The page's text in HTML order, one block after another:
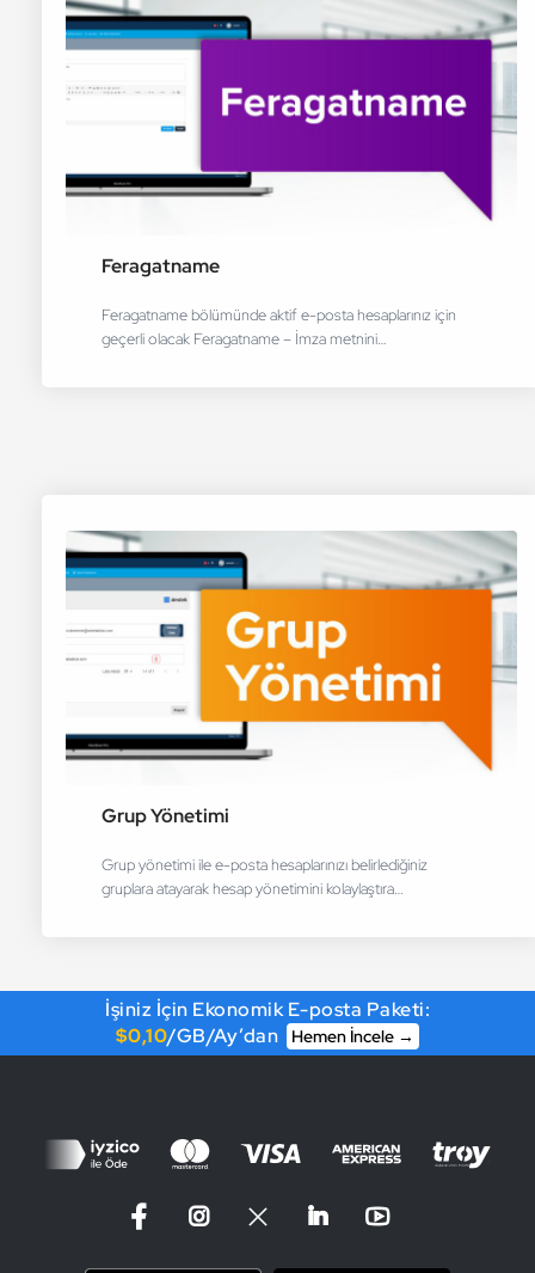
Feragatname
Feragatname bölümünde aktif e-posta hesaplarınız için
geçerli olacak Feragatname – İmza metnini…
Grup Yönetimi
Grup yönetimi ile e-posta hesaplarınızı belirlediğiniz
gruplara atayarak hesap yönetimini kolaylaştıra…
İşiniz İçin Ekonomik E-posta Paketi:
$0,10/GB/Ay’dan Hemen İncele →